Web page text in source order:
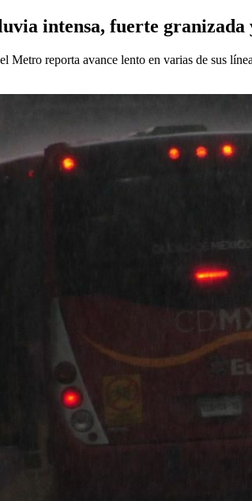
intensa, fuerte
reporta avance lento en varias de sus